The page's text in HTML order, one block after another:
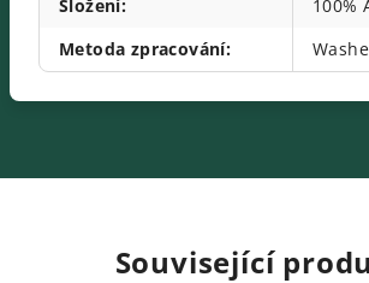
Složení:
100%
Metoda zpracování:
Související